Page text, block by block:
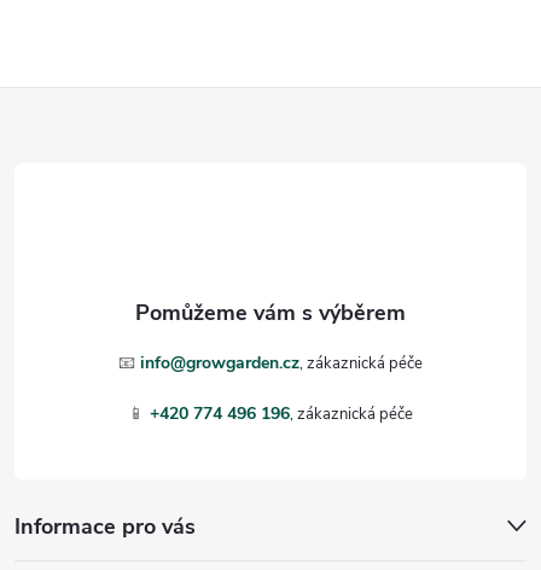
📧 info@growgarden.cz
📱 +420 774 496 196
Informace pro vás